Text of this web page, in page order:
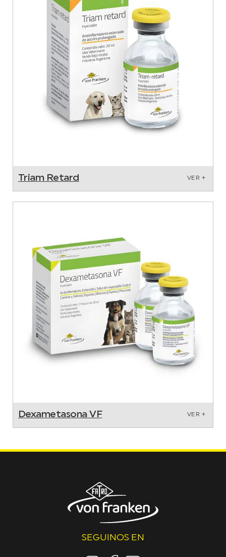
Triam Retard VER +
Dexametasona VF VER +
SEGUINOS EN